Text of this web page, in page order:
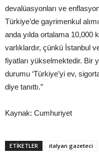
devalüasyonları ve
Türkiye’de gayrimenkul
anda yılda ortalama 10,000
varlıklardır, çünkü İstanbul
fiyatları yükselmektedir. Bir
durumu ‘Türkiye’yi ev,
diye tanıttı.”
Kaynak: Cumhuriyet
ETIKETLER italyan gazeteci